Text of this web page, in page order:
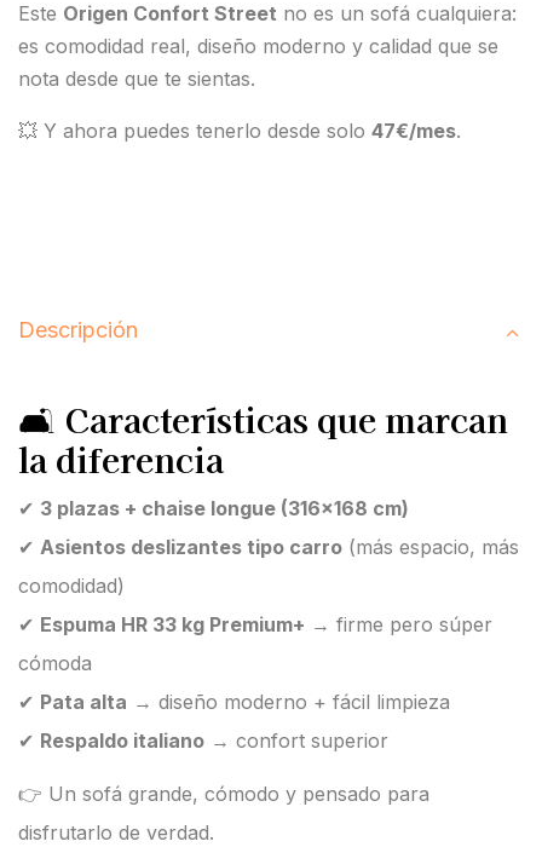
Este Origen Confort Street no es un sofá cualquiera:
es comodidad real, diseño moderno y calidad que se
nota desde que te sientas.
💥 Y ahora puedes tenerlo desde solo 47€/mes.
Descripción
🛋️ Características que marcan
la diferencia
✔ 3 plazas + chaise longue (316×168 cm)
✔ Asientos deslizantes tipo carro (más espacio, más
comodidad)
✔ Espuma HR 33 kg Premium+ → firme pero súper
cómoda
✔ Pata alta → diseño moderno + fácil limpieza
✔ Respaldo italiano → confort superior
👉 Un sofá grande, cómodo y pensado para
disfrutarlo de verdad.